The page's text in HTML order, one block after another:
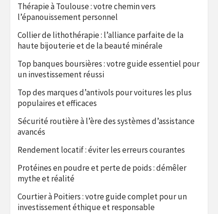
Thérapie à Toulouse : votre chemin vers
l’épanouissement personnel
Collier de lithothérapie : l’alliance parfaite de la
haute bijouterie et de la beauté minérale
Top banques boursières : votre guide essentiel pour
un investissement réussi
Top des marques d’antivols pour voitures les plus
populaires et efficaces
Sécurité routière à l’ère des systèmes d’assistance
avancés
Rendement locatif : éviter les erreurs courantes
Protéines en poudre et perte de poids : démêler
mythe et réalité
Courtier à Poitiers : votre guide complet pour un
investissement éthique et responsable